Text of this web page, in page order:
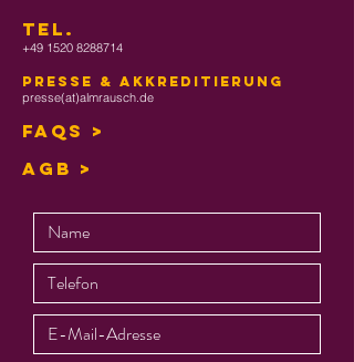
TEL .
+49 1520 8288714
Presse & Akkreditierung
presse(at)almrausch.de
FAQs >
AGB >